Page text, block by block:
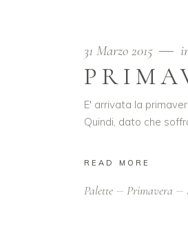
31 Marzo 2015
E' arrivata la
Quindi, dato che
READ MORE
Palette Primavera